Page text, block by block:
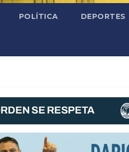
POLÍTICA DEPORTES